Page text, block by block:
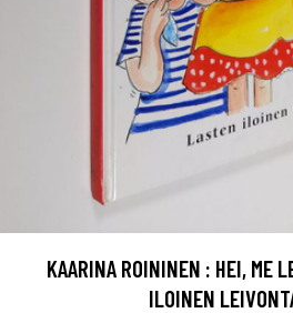
KAARINA ROININEN : HEI, ME
ILOINEN